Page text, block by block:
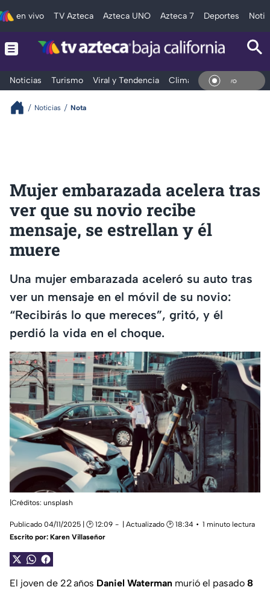
en vivo TV Azteca Azteca UNO Azteca 7 Deportes
Noticias Turismo Viral y Tendencia Clima Deportes En
Noticias Nota
Mujer embarazada acelera tras
ver que su novio recibe
mensaje, se estrellan y él
muere
Una mujer embarazada aceleró su auto tras
ver un mensaje en el móvil de su novio:
“Recibirás lo que mereces”, gritó, y él
perdió la vida en el choque.
|Créditos: unsplash
Publicado 04/11/2025 | 🕑 12:09 | Actualizado 🕑 18:34
1 minuto lectura
Escrito por: Karen Villaseñor
El joven de 22 años Daniel Waterman murió el pasado 8